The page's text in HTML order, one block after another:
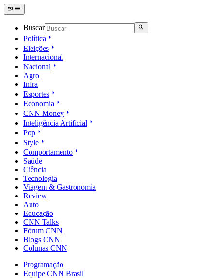
Buscar
Política
Eleições
Internacional
Nacional
Agro
Infra
Esportes
Economia
CNN Money
Inteligência Artificial
Pop
Style
Comportamento
Saúde
Ciência
Tecnologia
Viagem & Gastronomia
Review
Auto
Educação
CNN Talks
Fórum CNN
Blogs CNN
Colunas CNN
Programação
Equipe CNN Brasil